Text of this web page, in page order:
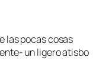
las pocas cosas
un ligero atisbo